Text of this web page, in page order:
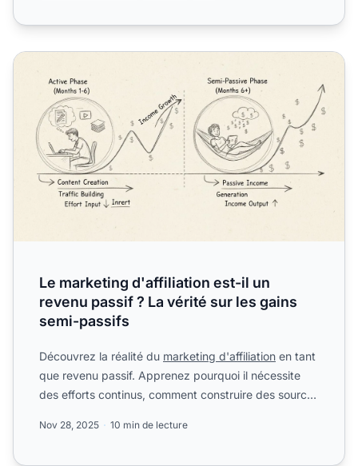
Le marketing d'affiliation est-il un revenu passif ? La
Le marketing d'affiliation est-il un
revenu passif ? La vérité sur les gains
semi-passifs
Découvrez la réalité du marketing d'affiliation en tant
que revenu passif. Apprenez pourquoi il nécessite
des efforts continus, comment construire des sources
Nov 28, 2025 10 min de lecture